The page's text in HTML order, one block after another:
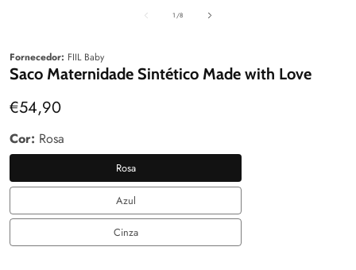
1 /de8
Fornecedor: FIIL Baby
Saco Maternidade Sintético Made with Love
Preço
normal
€54,90
Cor: Rosa
Rosa
Rosa
Azul
Azul
Cinza